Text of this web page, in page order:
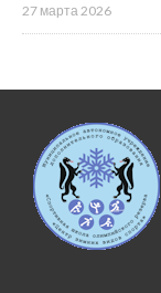
27 марта 2026